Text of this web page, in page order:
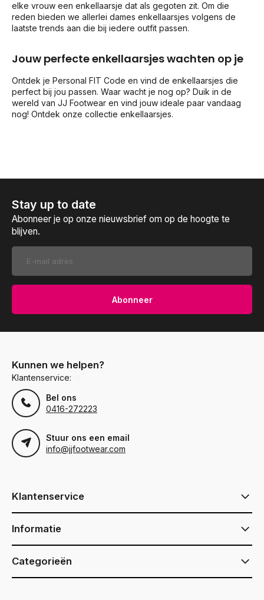
elke vrouw een enkellaarsje dat als gegoten zit. Om die
reden bieden we allerlei dames enkellaarsjes volgens de
laatste trends aan die bij iedere outfit passen.
Jouw perfecte enkellaarsjes wachten op je
Ontdek je Personal FIT Code en vind de enkellaarsjes die
perfect bij jou passen. Waar wacht je nog op? Duik in de
wereld van JJ Footwear en vind jouw ideale paar vandaag
nog! Ontdek onze collectie enkellaarsjes.
Stay up to date
Abonneer je op onze nieuwsbrief om op de hoogte te
blijven.
Abonneer
Kunnen we helpen?
Klantenservice:
Bel ons
0416-272223
Stuur ons een email
info@jjfootwear.com
Klantenservice
Informatie
Categorieën